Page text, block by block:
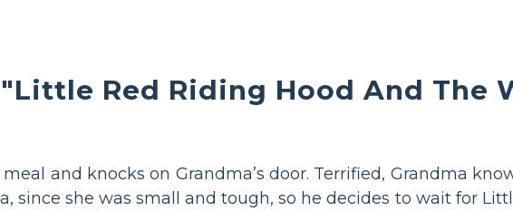
Red Riding Hood And The
and knocks on Grandma’s door. Terrified, Grandma
since she was small and tough, so he decides to wait for